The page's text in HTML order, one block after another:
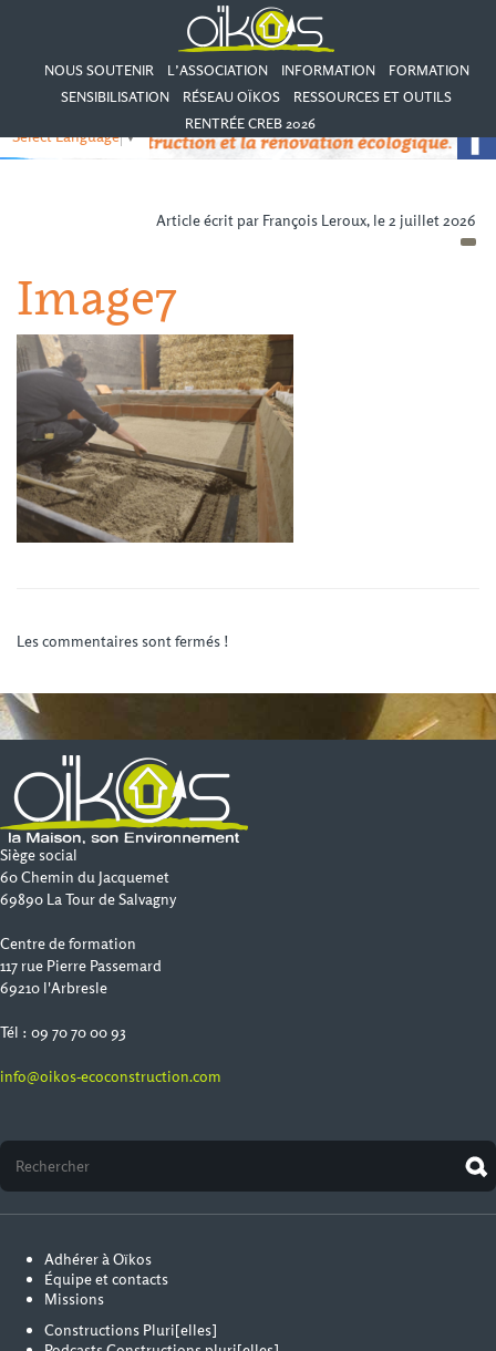
NOUS SOUTENIR L’ASSOCIATION INFORMATION
FORMATION
SENSIBILISATION
RÉSEAU OÏKOS
RESSOURCES ET OUTILS
RENTRÉE CREB 2026
Select Language▼
Article écrit par François Leroux, le 2 juillet 2026
Image7
Les commentaires sont fermés !
Siège social
60 Chemin du Jacquemet
69890 La Tour de Salvagny
Centre de formation
117 rue Pierre Passemard
69210 l'Arbresle
Tél : 09 70 70 00 93
info@oikos-ecoconstruction.com
Adhérer à Oïkos
Équipe et contacts
Missions
Constructions Pluri[elles]